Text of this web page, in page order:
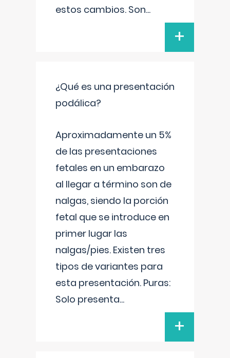
estos cambios. Son...
+
¿Qué es una presentación
podálica?
Aproximadamente un 5%
de las presentaciones
fetales en un embarazo
al llegar a término son de
nalgas, siendo la porción
fetal que se introduce en
primer lugar las
nalgas/pies. Existen tres
tipos de variantes para
esta presentación. Puras:
Solo presenta...
+